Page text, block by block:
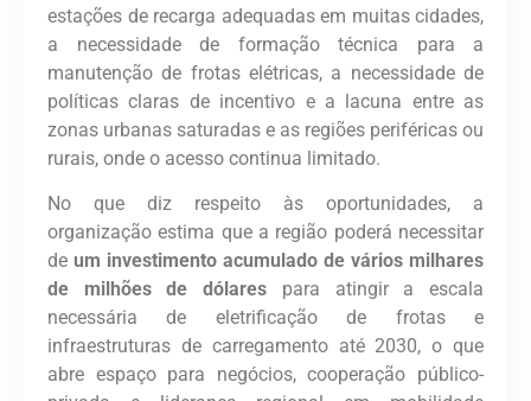
estações de recarga adequadas em muitas cidades,
a necessidade de formação técnica para a
manutenção de frotas elétricas, a necessidade de
políticas claras de incentivo e a lacuna entre as
zonas urbanas saturadas e as regiões periféricas ou
rurais, onde o acesso continua limitado.
No que diz respeito às oportunidades, a
organização estima que a região poderá necessitar
de um investimento acumulado de vários milhares
de milhões de dólares para atingir a escala
necessária de eletrificação de frotas e
infraestruturas de carregamento até 2030, o que
abre espaço para negócios, cooperação público-